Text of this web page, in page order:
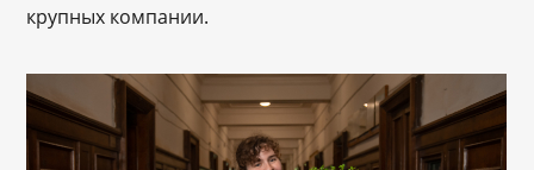
крупных компании.